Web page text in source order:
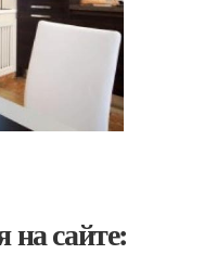
на сайте: